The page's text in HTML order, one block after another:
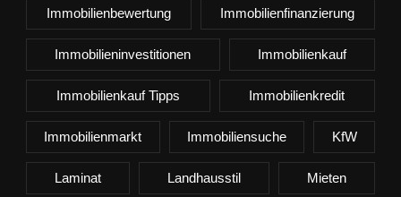
Immobilienbewertung Immobilienfinanzierung
Immobilieninvestitionen Immobilienkauf
Immobilienkauf Tipps Immobilienkredit
Immobilienmarkt Immobiliensuche KfW
Laminat Landhausstil Mieten